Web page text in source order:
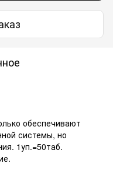
обеспечивают
системы, но
1уп.=50таб.